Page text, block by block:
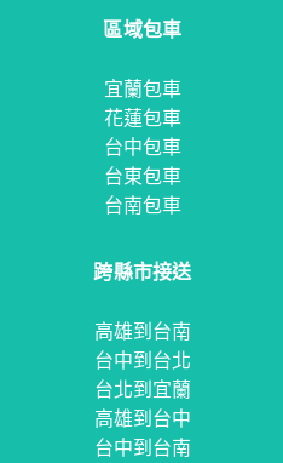
區域包車
宜蘭包車
花蓮包車
台中包車
台東包車
台南包車
跨縣市接送
高雄到台南
台中到台北
台北到宜蘭
高雄到台中
台中到台南